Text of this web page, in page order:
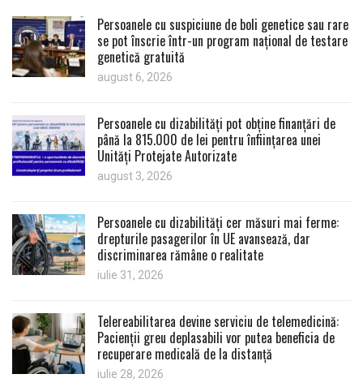
Persoanele cu suspiciune de boli genetice sau rare
se pot înscrie într-un program național de testare
genetică gratuită
august 6, 2026
Persoanele cu dizabilități pot obține finanțări de
până la 815.000 de lei pentru înființarea unei
Unități Protejate Autorizate
august 3, 2026
Persoanele cu dizabilități cer măsuri mai ferme:
drepturile pasagerilor în UE avansează, dar
discriminarea rămâne o realitate
iulie 31, 2026
Telereabilitarea devine serviciu de telemedicină:
Pacienții greu deplasabili vor putea beneficia de
recuperare medicală de la distanță
iulie 28, 2026